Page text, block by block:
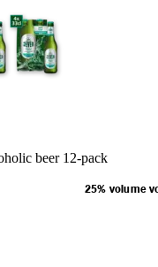
beer 12-pack
25% volume